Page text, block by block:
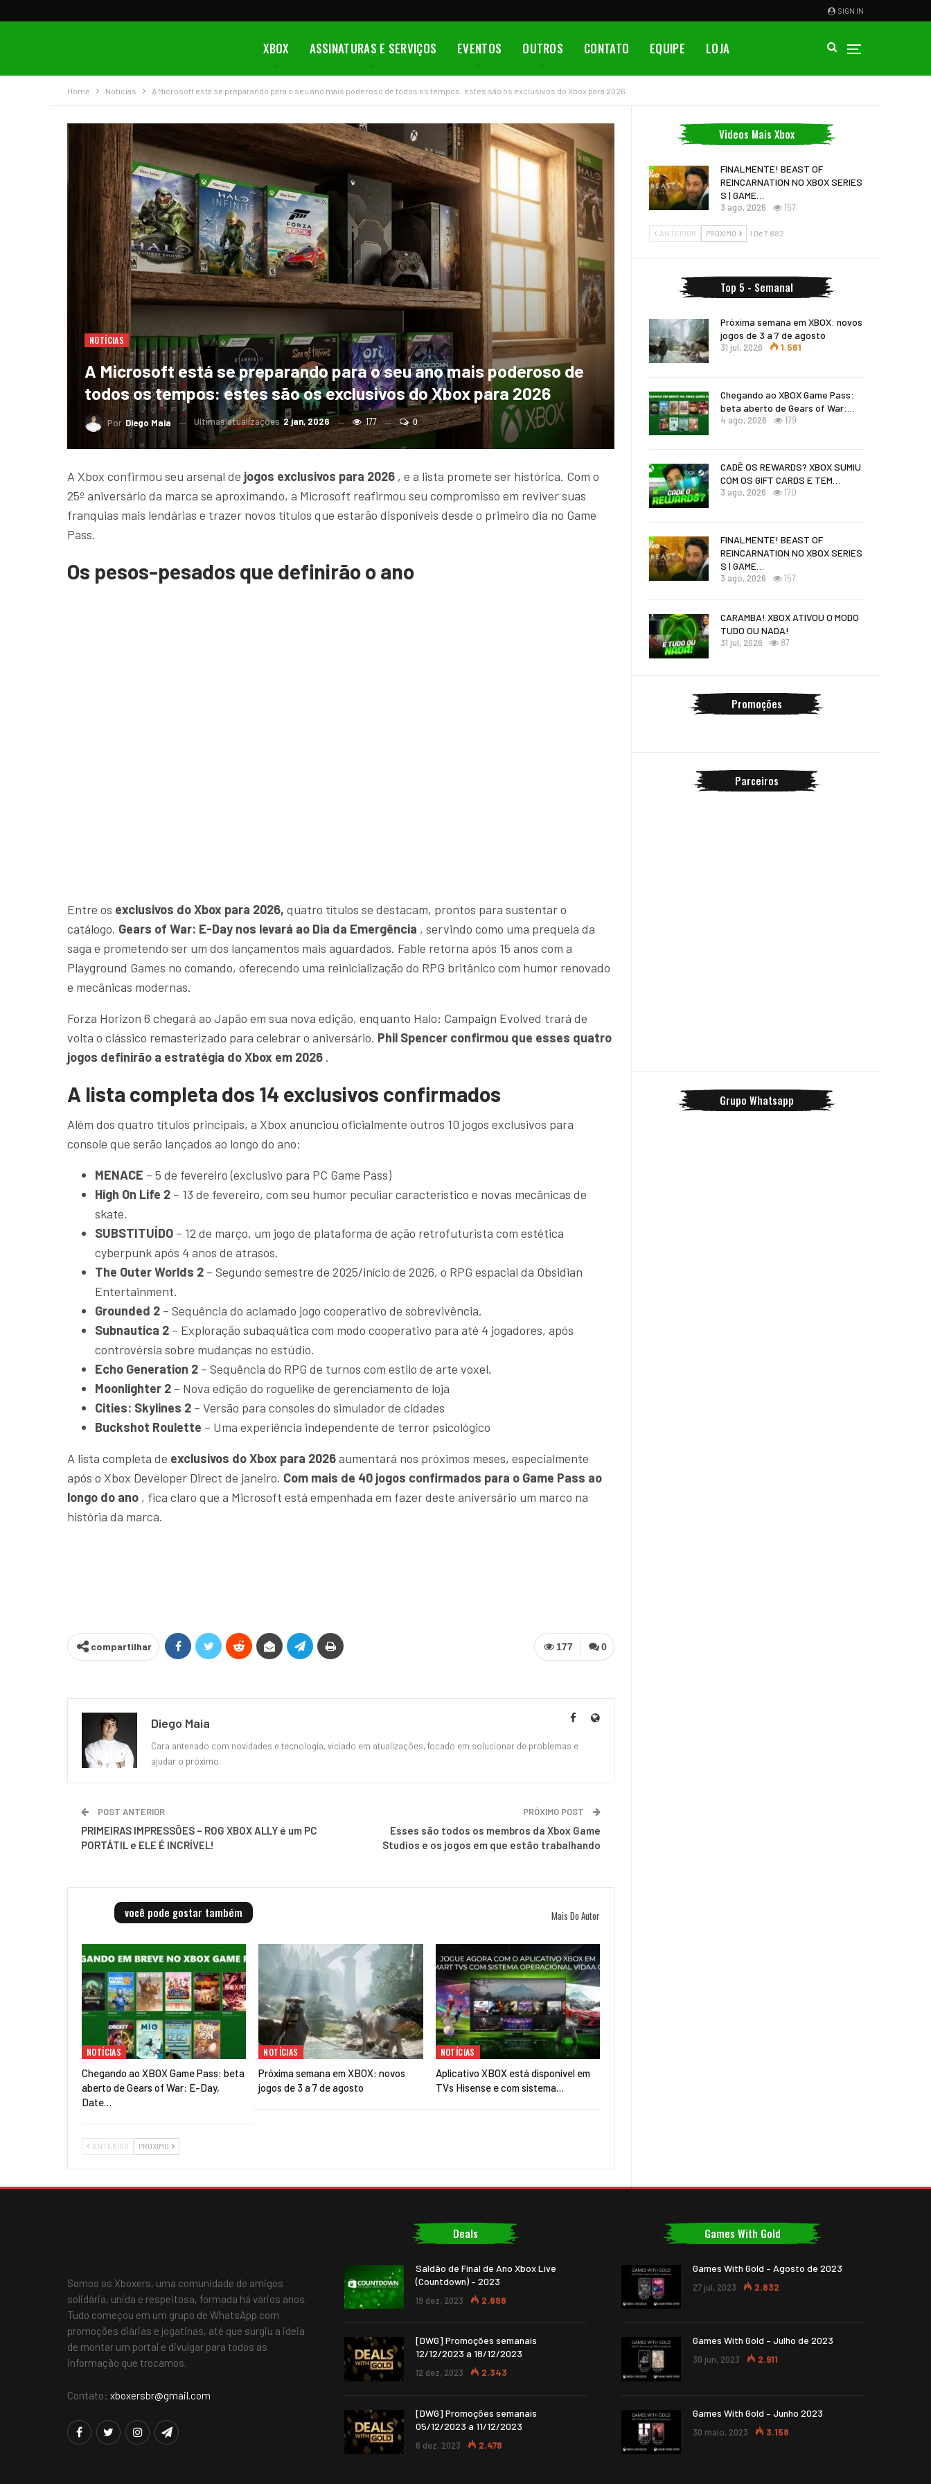
SIGN IN
XBOX ASSINATURAS E SERVIÇOS EVENTOS OUTROS CONTATO EQUIPE LOJA
Home Notícias A Microsoft está se preparando para o seu ano mais poderoso de todos os tempos: estes são os exclusivos do Xbox para 2026
NOTÍCIAS
A Microsoft está se preparando para o seu ano mais poderoso de
todos os tempos: estes são os exclusivos do Xbox para 2026
Por Diego Maia Ultimas atualizações2 jan, 2026 177 0
A Xbox confirmou seu arsenal de jogos exclusivos para 2026 , e a lista promete ser histórica. Com o
25º aniversário da marca se aproximando, a Microsoft reafirmou seu compromisso em reviver suas
franquias mais lendárias e trazer novos títulos que estarão disponíveis desde o primeiro dia no Game
Pass.
Os pesos-pesados ​​que definirão o ano
Entre os exclusivos do Xbox para 2026, quatro títulos se destacam, prontos para sustentar o
catálogo. Gears of War: E-Day nos levará ao Dia da Emergência , servindo como uma prequela da
saga e prometendo ser um dos lançamentos mais aguardados. Fable retorna após 15 anos com a
Playground Games no comando, oferecendo uma reinicialização do RPG britânico com humor renovado
e mecânicas modernas.
Forza Horizon 6 chegará ao Japão em sua nova edição, enquanto Halo: Campaign Evolved trará de
volta o clássico remasterizado para celebrar o aniversário. Phil Spencer confirmou que esses quatro
jogos definirão a estratégia do Xbox em 2026 .
A lista completa dos 14 exclusivos confirmados
Além dos quatro títulos principais, a Xbox anunciou oficialmente outros 10 jogos exclusivos para
console que serão lançados ao longo do ano:
MENACE – 5 de fevereiro (exclusivo para PC Game Pass)
High On Life 2 – 13 de fevereiro, com seu humor peculiar característico e novas mecânicas de
skate.
SUBSTITUÍDO – 12 de março, um jogo de plataforma de ação retrofuturista com estética
cyberpunk após 4 anos de atrasos.
The Outer Worlds 2 – Segundo semestre de 2025/início de 2026, o RPG espacial da Obsidian
Entertainment.
Grounded 2 – Sequência do aclamado jogo cooperativo de sobrevivência.
Subnautica 2 – Exploração subaquática com modo cooperativo para até 4 jogadores, após
controvérsia sobre mudanças no estúdio.
Echo Generation 2 – Sequência do RPG de turnos com estilo de arte voxel.
Moonlighter 2 – Nova edição do roguelike de gerenciamento de loja
Cities: Skylines 2 – Versão para consoles do simulador de cidades
Buckshot Roulette – Uma experiência independente de terror psicológico
A lista completa de exclusivos do Xbox para 2026aumentará nos próximos meses, especialmente
após o Xbox Developer Direct de janeiro. Com mais de 40 jogos confirmados para o Game Pass ao
longo do ano , fica claro que a Microsoft está empenhada em fazer deste aniversário um marco na
história da marca.
0
177
compartilhar
Diego Maia
Cara antenado com novidades e tecnologia, viciado em atualizações, focado em solucionar de problemas e
ajudar o próximo.
POST ANTERIOR
PRIMEIRAS IMPRESSÕES – ROG XBOX ALLY é um PC
PORTÁTIL e ELE É INCRÍVEL!
PRÓXIMO POST
Esses são todos os membros da Xbox Game
Studios e os jogos em que estão trabalhando
você pode gostar também Mais Do Autor
NOTÍCIAS
Chegando ao XBOX Game Pass: beta
aberto de Gears of War: E-Day,
Date…
NOTÍCIAS
Próxima semana em XBOX: novos
jogos de 3 a 7 de agosto
NOTÍCIAS
Aplicativo XBOX está disponível em
TVs Hisense e com sistema…
ANTERIOR PRÓXIMO
Videos Mais Xbox
FINALMENTE! BEAST OF
REINCARNATION NO XBOX SERIES
S | GAME…
3 ago, 2026 157
ANTERIOR PRÓXIMO 1 De 7.882
Top 5 - Semanal
Próxima semana em XBOX: novos
jogos de 3 a 7 de agosto
31 jul, 2026 1.561
Chegando ao XBOX Game Pass:
beta aberto de Gears of War:…
4 ago, 2026 179
CADÊ OS REWARDS? XBOX SUMIU
COM OS GIFT CARDS E TEM…
3 ago, 2026 170
FINALMENTE! BEAST OF
REINCARNATION NO XBOX SERIES
S | GAME…
3 ago, 2026 157
CARAMBA! XBOX ATIVOU O MODO
TUDO OU NADA!
31 jul, 2026 87
Promoções
Parceiros
Grupo Whatsapp
Somos os Xboxers, uma comunidade de amigos
solidária, unida e respeitosa, formada há vários anos.
Tudo começou em um grupo de WhatsApp com
promoções diárias e jogatinas, até que surgiu a ideia
de montar um portal e divulgar para todos as
informação que trocamos.
Contato: xboxersbr@gmail.com
Deals
Saldão de Final de Ano Xbox Live
(Countdown) – 2023
19 dez, 2023 2.888
[DWG] Promoções semanais
12/12/2023 a 18/12/2023
12 dez, 2023 2.343
[DWG] Promoções semanais
05/12/2023 a 11/12/2023
6 dez, 2023 2.478
Games With Gold
Games With Gold – Agosto de 2023
27 jul, 2023 2.832
Games With Gold – Julho de 2023
30 jun, 2023 2.911
Games With Gold – Junho 2023
30 maio, 2023 3.158